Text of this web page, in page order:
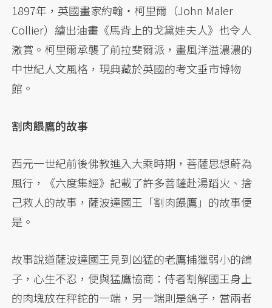
1897年，英國畫家約翰・柯里爾（John Maler
Collier）繪出油畫《馬背上的戈黛娃夫人》也令人
激賞。柯里爾承襲了前拉斐爾派，畫風洋溢濃濃的
中世紀人文風格，現典藏於英國的考文垂市博物
館。
割肉餵鷹的故事
西元一世紀前後佛教進入大乘時期，菩薩思想蔚為
風行，《六度集經》記載了許多菩薩赴湯蹈火、捨
己救人的故事，薩波達國王「割肉餵鷹」的故事便
是。
故事說道薩波達國王見到凶猛的老鷹捕獵弱小的鴿
子，心生不忍，便與猛鷹協商：侍者割解國王身上
的肉塊放在秤鉈的一端，另一端則是鴿子，當兩者